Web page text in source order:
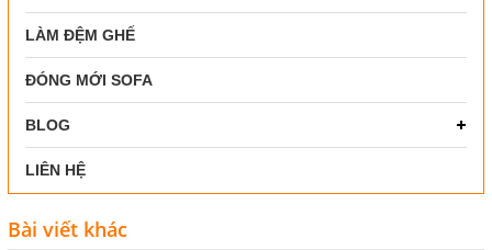
LÀM ĐỆM GHẾ
ĐÓNG MỚI SOFA
BLOG
LIÊN HỆ
Bài viết khác